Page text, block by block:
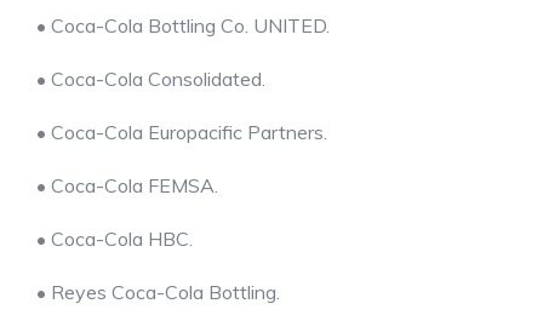
• Coca-Cola Bottling Co. UNITED.
• Coca-Cola Consolidated.
• Coca-Cola Europacific Partners.
• Coca-Cola FEMSA.
• Coca-Cola HBC.
• Reyes Coca-Cola Bottling.